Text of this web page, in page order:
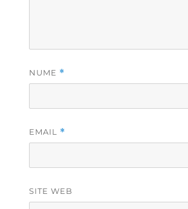
NUME *
EMAIL *
SITE WEB